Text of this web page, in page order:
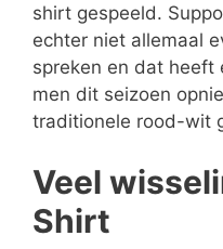
shirt gespeeld.
echter niet allemaal
spreken en dat
men dit seizoen
traditionele rood-wit
Veel
Shirt